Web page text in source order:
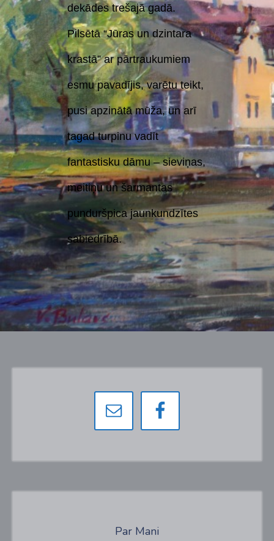
dekādes trešajā gadā.
Pilsētā “Jūras un dzintara
krastā” ar pārtraukumiem
esmu pavadījis, varētu teikt,
pusi apzinātā mūža, un arī
tagad turpinu vadīt
fantastisku dāmu – sieviņas,
meitiņu un šarmantas
punduršpica jaunkundzītes
sabiedrībā.
Par Mani